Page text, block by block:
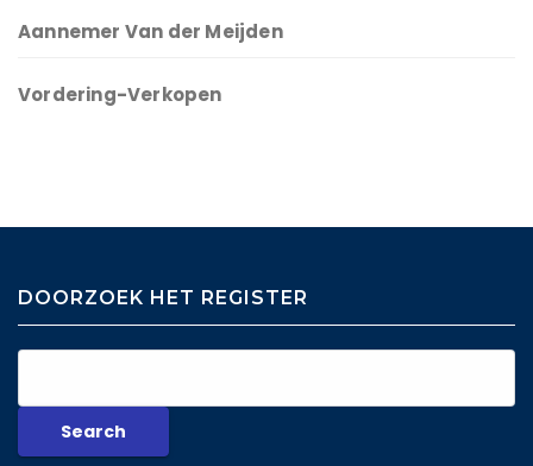
Aannemer Van der Meijden
Vordering-Verkopen
DOORZOEK HET REGISTER